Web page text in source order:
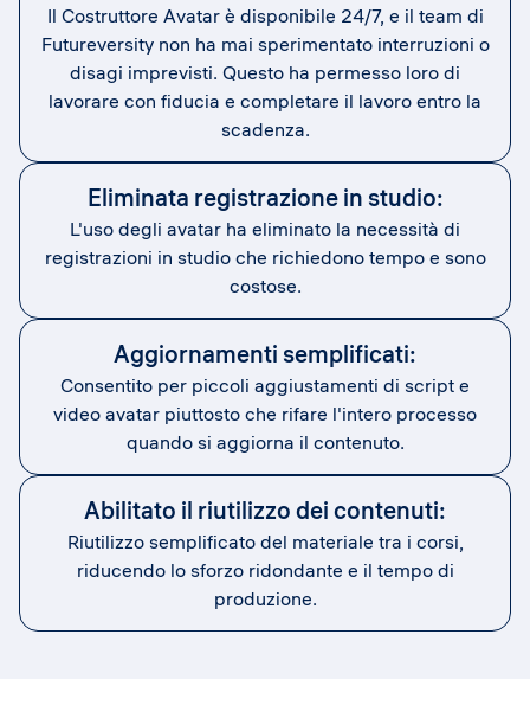
Il Costruttore Avatar è disponibile 24/7, e il team di
Futureversity non ha mai sperimentato interruzioni o
disagi imprevisti. Questo ha permesso loro di
lavorare con fiducia e completare il lavoro entro la
scadenza.
Eliminata registrazione in studio:
L'uso degli avatar ha eliminato la necessità di
registrazioni in studio che richiedono tempo e sono
costose.
Aggiornamenti semplificati:
Consentito per piccoli aggiustamenti di script e
video avatar piuttosto che rifare l'intero processo
quando si aggiorna il contenuto.
Abilitato il riutilizzo dei contenuti:
Riutilizzo semplificato del materiale tra i corsi,
riducendo lo sforzo ridondante e il tempo di
produzione.